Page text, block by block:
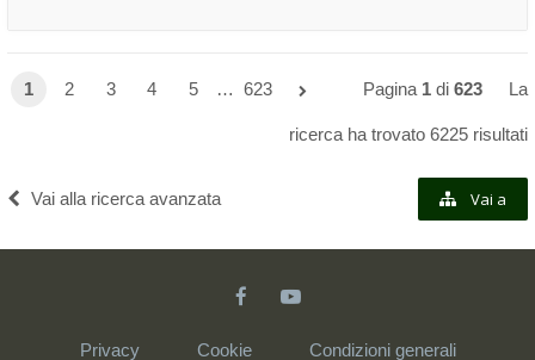
1 2 3 4 5 … 623 Pagina 1 di 623 La
ricerca ha trovato 6225 risultati
Vai alla ricerca avanzata Vai a
Privacy Cookie Condizioni generali